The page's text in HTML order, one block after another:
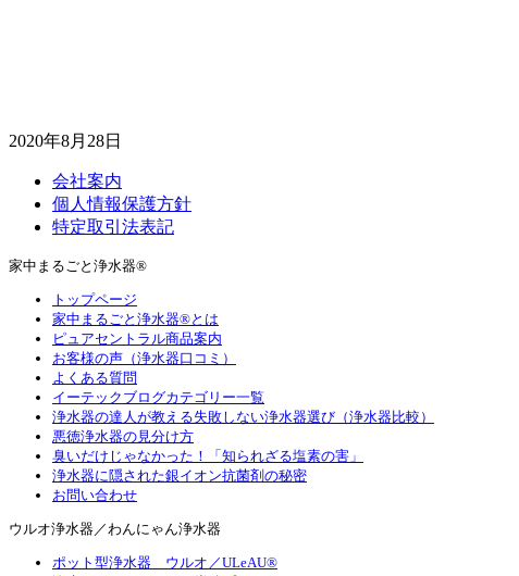
2020年8月28日
会社案内
個人情報保護方針
特定取引法表記
家中まるごと浄水器®
トップページ
家中まるごと浄水器®とは
ピュアセントラル商品案内
お客様の声（浄水器口コミ）
よくある質問
イーテックブログカテゴリー一覧
浄水器の達人が教える失敗しない浄水器選び（浄水器比較）
悪徳浄水器の見分け方
臭いだけじゃなかった！「知られざる塩素の害」
浄水器に隠された銀イオン抗菌剤の秘密
お問い合わせ
ウルオ浄水器／わんにゃん浄水器
ポット型浄水器 ウルオ／ULeAU®